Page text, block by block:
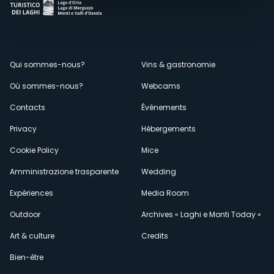
Menù
secondario
Qui sommes-nous?
Où sommes-nous?
Contacts
Privacy
Cookie Policy
Amministrazione trasparente
Expériences
Outdoor
Art & culture
Bien-être
Vins & gastronomie
Webcams
Événements
Hébergements
Mice
Wedding
Media Room
Archives « Laghi e Monti Today »
Credits